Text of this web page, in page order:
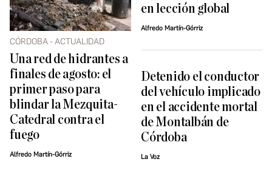
CÓRDOBA - ACTUALIDAD
Una red de hidrantes a
finales de agosto: el
primer paso para
blindar la Mezquita-
Catedral contra el
fuego
Alfredo Martín-Górriz
en lección global
Alfredo Martín-Górriz
Detenido el conductor
del vehículo implicado
en el accidente mortal
de Montalbán de
Córdoba
La Voz